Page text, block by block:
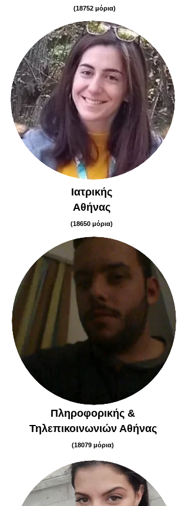
Ιατρικής
Αθήνας
(18650 μόρια)
(18752 μόρια)
Πληροφορικής &
Τηλεπικοινωνιών Αθήνας
(18079 μόρια)